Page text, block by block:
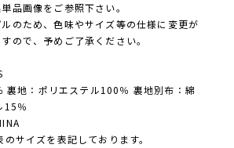
品画像をご参照下さい。
のため、色味やサイズ等の仕様に変更が
ので、予めご了承ください。
裏地：ポリエステル100％ 裏地別布：綿
15％
サイズを表記しております。